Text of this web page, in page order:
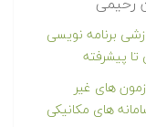
رحیمی
برنامه نویسی
پیشرفته
های غیر
های مکانیکی